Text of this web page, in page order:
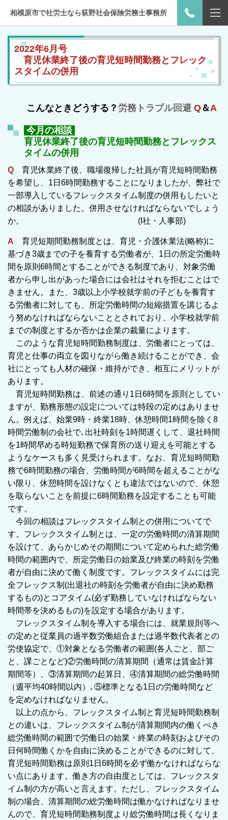
相模原市で社労士なら荻野社会保険労務士事務所
2022年6月号
育児休業終了後の育児短時間勤務とフレック
スタイムの併用
こんなときどうする ？ 労務トラブル回避 Q＆A
今月の相談
育児休業終了後の育児短時間勤務とフレックス
タイムの併用
Q 育児休業終了後、職場復帰した社員が育児短時間勤務
を希望し、1日6時間勤務することになりましたが、弊社で
一部導入しているフレックスタイム制度の併用もしたいと
の相談がありました。併用させなければならないでしょう
か。 (I社・人事部)
A 育児短期間勤務制度とは、育児・介護休業法(略称)に
基づき3歳までの子を養育する労働者が、1日の所定労働時
間を原則6時間とすることができる制度であり、対象労働
者から申し出があった場合には会社はそれを拒むことはで
きません。また、3歳以上小学校就学前の子どもを養育す
る労働者に対しても、所定労働時間の短縮措置を講じるよ
う努めなければならないこととされており、小学校就学前
までの制度とするか否かは企業の裁量によります。
このような育児短時間勤務制度は、労働者にとっては、
育児と仕事の両立を図りながら働き続けることができ、会
社にとっても人材の確保・維持ができ、相互にメリットが
あります。
育児短時間勤務は、前述の通り1日6時間を原則としてい
ますが、勤務形態の設定については特段の定めはありませ
ん。例えば、始業9時・終業18時、休憩時間1時間を除く8
時間労働制の会社で､出社時刻を1時間遅くして、退社時間
を1時間早める時短勤務で保育所の送り迎えを可能とする
ようなケースも多く見受けられます。なお、育児短時間勤
務で6時間勤務の場合、労働時間が6時間を超えることがな
い限り、休憩時間を設けなくとも違法ではないので、休憩
を取らないことを前提に6時間勤務を設定することも可能
です。
今回の相談はフレックスタイム制との併用についてで
す。フレックスタイム制とは、一定の労働時間の清算期間
を設けて、あらかじめその期間について定められた総労働
時間の範囲内で、所定労働日の始業及び終業の時刻を労働
者が自由に決めて働く制度です。フレックスタイムには完
全フレックス制(出退社の時刻を労働者が自由に決め勤務
するもの)とコアタイム(必ず勤務していなければならない
時間帯を決めるもの)を設定する場合があります。
フレックスタイム制を導入する場合には、就業規則等へ
の定めと従業員の過半数労働組合または過半数代表者との
労使協定で、①対象となる労働者の範囲(各人ごと、部ご
と、課ごとなど)②労働時間の清算期間（通常は賃金計算
期間等）、③清算期間の起算日、④清算期間の総労働時間
（週平均40時間以内）､⑤標準となる1日の労働時間など
を定めなければなりません。
以上の点から、フレックスタイム制と育児短時間勤務制
との違いは、フレックスタイム制が清算期間内の働くべき
総労働時間の範囲で労働日の始業・終業の時刻およびその
日何時間働くかを自由に決めることができるのに対して、
育児短時間勤務は原則1日6時間を必ず働かなければならな
い点にあります。働き方の自由度としては、フレックスタ
イム制の方が高いと言えます。ただし、フレックスタイム
制の場合、清算期間の総労働時間は働かなければなりませ
んので、育児短時間勤務制度より総労働時間は長くなりま